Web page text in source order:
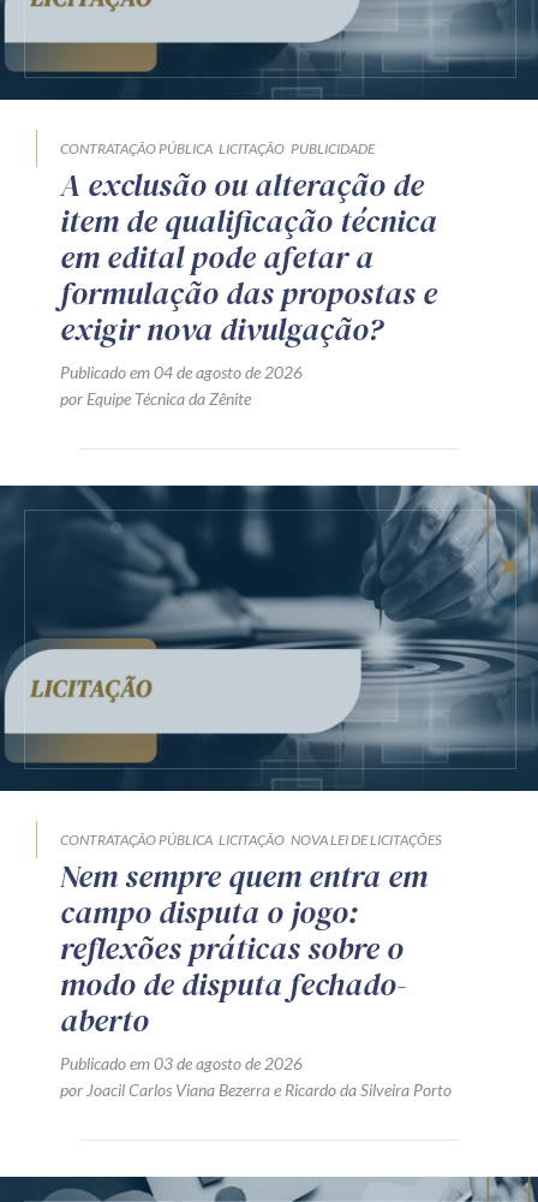
CONTRATAÇÃO PÚBLICA LICITAÇÃO PUBLICIDADE
A exclusão ou alteração de
item de qualificação técnica
em edital pode afetar a
formulação das propostas e
exigir nova divulgação?
Publicado em 04 de agosto de 2026
por Equipe Técnica da Zênite
CONTRATAÇÃO PÚBLICA LICITAÇÃO NOVA LEI DE LICITAÇÕES
Nem sempre quem entra em
campo disputa o jogo:
reflexões práticas sobre o
modo de disputa fechado-
aberto
Publicado em 03 de agosto de 2026
por Joacil Carlos Viana Bezerrae Ricardo da Silveira Porto